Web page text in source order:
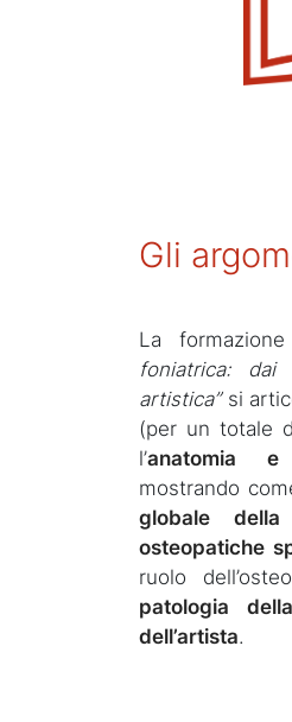
Gli
La
foniatrica:
artistica”si
(per un totale
l’anatomia e
mostrando
globale della
osteopatiche
ruolo
patologia
dell’artista.